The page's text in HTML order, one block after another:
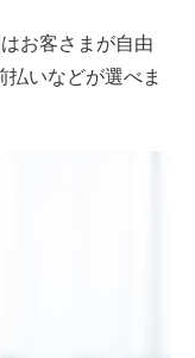
お客さまが自由
払いなどが選べま